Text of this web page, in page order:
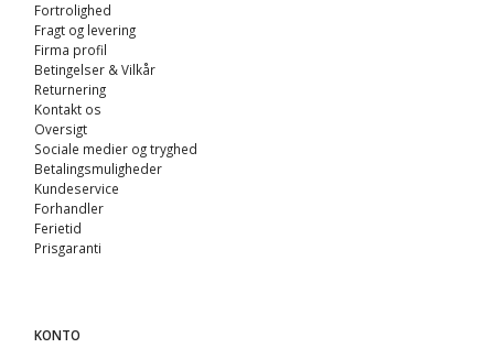
Fortrolighed
Fragt og levering
Firma profil
Betingelser & Vilkår
Returnering
Kontakt os
Oversigt
Sociale medier og tryghed
Betalingsmuligheder
Kundeservice
Forhandler
Ferietid
Prisgaranti
KONTO